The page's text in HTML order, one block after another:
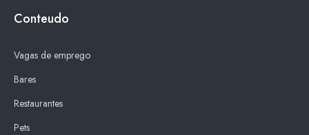
Conteudo
Vagas de emprego
Bares
Restaurantes
Pets